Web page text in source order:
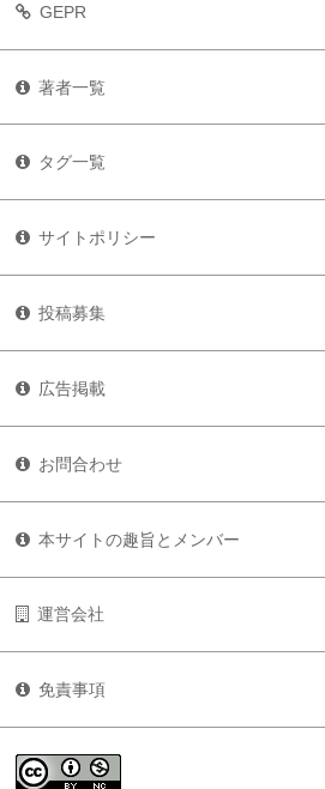
GEPR
著者一覧
タグ一覧
サイトポリシー
投稿募集
広告掲載
お問合わせ
本サイトの趣旨とメンバー
運営会社
免責事項